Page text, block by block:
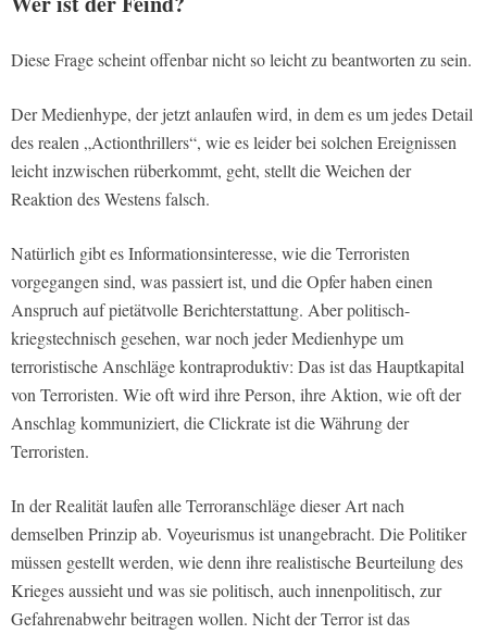
Diese Frage scheint offenbar nicht so leicht zu beantworten zu sein.
Der Medienhype, der jetzt anlaufen wird, in dem es um jedes Detail
des realen „Actionthrillers“, wie es leider bei solchen Ereignissen
leicht inzwischen rüberkommt, geht, stellt die Weichen der
Reaktion des Westens falsch.
Natürlich gibt es Informationsinteresse, wie die Terroristen
vorgegangen sind, was passiert ist, und die Opfer haben einen
Anspruch auf pietätvolle Berichterstattung. Aber politisch-
kriegstechnisch gesehen, war noch jeder Medienhype um
terroristische Anschläge kontraproduktiv: Das ist das Hauptkapital
von Terroristen. Wie oft wird ihre Person, ihre Aktion, wie oft der
Anschlag kommuniziert, die Clickrate ist die Währung der
Terroristen.
In der Realität laufen alle Terroranschläge dieser Art nach
demselben Prinzip ab. Voyeurismus ist unangebracht. Die Politiker
müssen gestellt werden, wie denn ihre realistische Beurteilung des
Krieges aussieht und was sie politisch, auch innenpolitisch, zur
Gefahrenabwehr beitragen wollen. Nicht der Terror ist das